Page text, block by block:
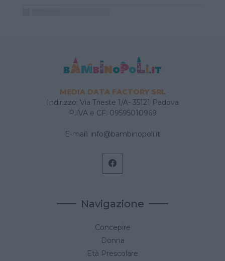
MEDIA DATA FACTORY SRL
Indirizzo: Via Trieste 1/A- 35121 Padova
P.IVA e CF: 09595010969
E-mail: info@bambinopoli.it
Navigazione
Concepire
Donna
Età Prescolare